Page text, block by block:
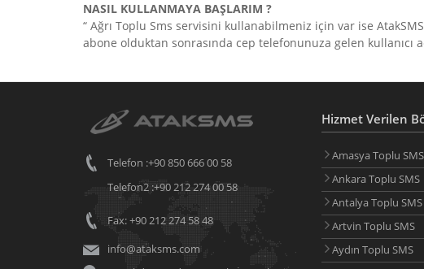
NASIL KULLANMAYA BAŞLARIM ?
“ Ağrı Toplu Sms servisini kullanabilmeniz için var ise
abone olduktan sonrasında cep telefonunuza gelen kullanıcı
Telefon :+90 850 666 00 58
Telefon2 :+90 212 274 00 58
Fax: +90 212 274 58 48
info@ataksms.com
Hizmet Verilen
Amasya Toplu SMS
Ankara Toplu SMS
Antalya Toplu SMS
Artvin Toplu SMS
Aydın Toplu SMS